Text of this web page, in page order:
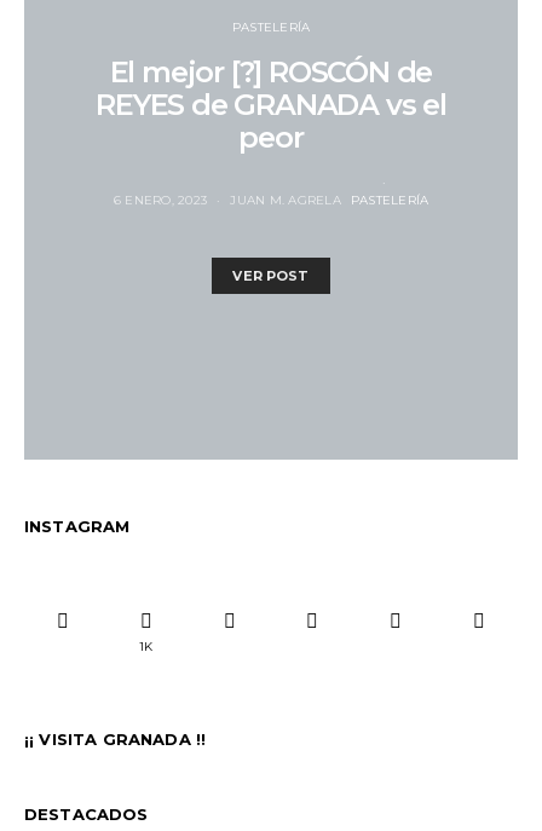
PASTELERÍA
El mejor [?] ROSCÓN de
REYES de GRANADA vs el
peor
6 ENERO, 2023 JUAN M. AGRELA PASTELERÍA
VER POST
INSTAGRAM
1K
¡¡ VISITA GRANADA !!
DESTACADOS